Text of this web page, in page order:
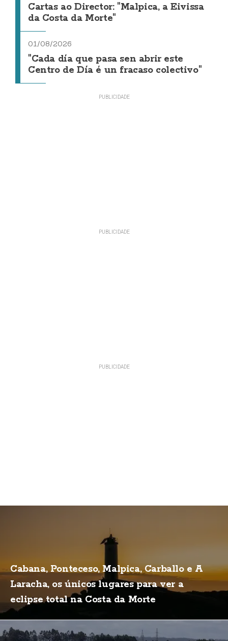
Cartas ao Director: "Malpica, a Eivissa
da Costa da Morte"
01/08/2026
"Cada día que pasa sen abrir este
Centro de Día é un fracaso colectivo"
Cabana, Ponteceso, Malpica, Carballo e A
Laracha, os únicos lugares para ver a
eclipse total na Costa da Morte